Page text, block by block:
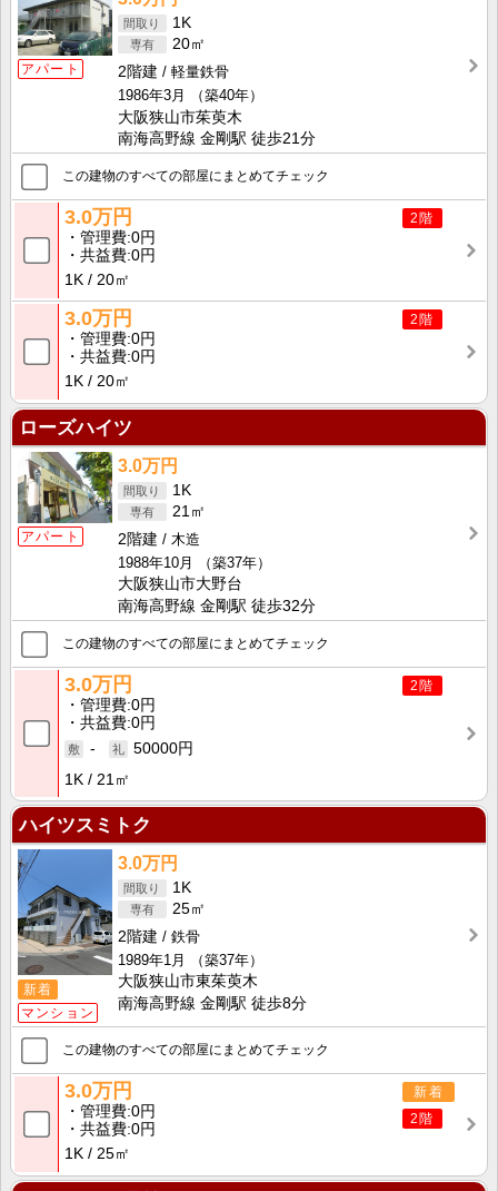
アパート
1K
20㎡
2階建
軽量鉄骨
1986年3月
（築40年）
大阪狭山市茱萸木
南海高野線 金剛駅 徒歩21分
この建物のすべての部屋にまとめてチェック
2階
3.0万円
管理費 0円
共益費 0円
1K
20㎡
2階
3.0万円
管理費 0円
共益費 0円
1K
20㎡
ローズハイツ
アパート
3.0万円
1K
21㎡
2階建
木造
1988年10月
（築37年）
大阪狭山市大野台
南海高野線 金剛駅 徒歩32分
この建物のすべての部屋にまとめてチェック
2階
3.0万円
管理費 0円
共益費 0円
-
50000円
1K
21㎡
ハイツスミトク
新着
マンション
3.0万円
1K
25㎡
2階建
鉄骨
1989年1月
（築37年）
大阪狭山市東茱萸木
南海高野線 金剛駅 徒歩8分
この建物のすべての部屋にまとめてチェック
新着
2階
3.0万円
管理費 0円
共益費 0円
1K
25㎡